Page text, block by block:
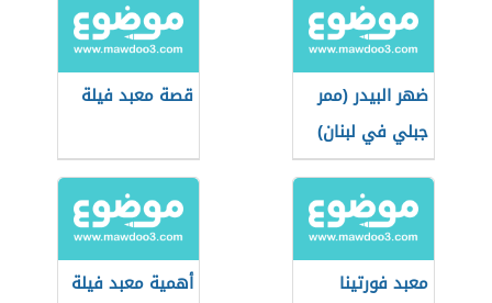
ضهر البيدر (ممر
جبلي في لبنان)
قصة معبد فيلة
معبد فورتينا
أهمية معبد فيلة